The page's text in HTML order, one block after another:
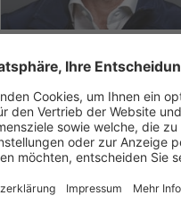
TREVISO & PORDENONE
Emanuele
Pastorello
T +39 340 056 8188
Eemanuele.pastorello